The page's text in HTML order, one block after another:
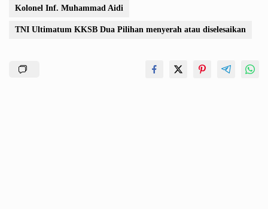
Kolonel Inf. Muhammad Aidi
TNI Ultimatum KKSB Dua Pilihan menyerah atau diselesaikan